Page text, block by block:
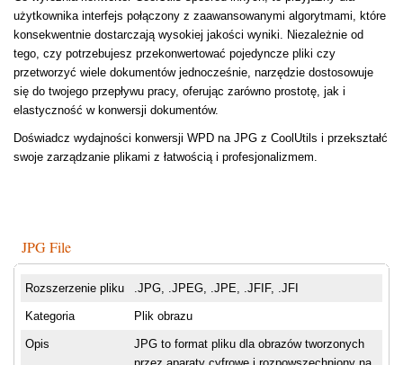
użytkownika interfejs połączony z zaawansowanymi algorytmami, które
konsekwentnie dostarczają wysokiej jakości wyniki. Niezależnie od
tego, czy potrzebujesz przekonwertować pojedyncze pliki czy
przetworzyć wiele dokumentów jednocześnie, narzędzie dostosowuje
się do twojego przepływu pracy, oferując zarówno prostotę, jak i
elastyczność w konwersji dokumentów.
Doświadcz wydajności konwersji WPD na JPG z CoolUtils i przekształć
swoje zarządzanie plikami z łatwością i profesjonalizmem.
JPG File
Rozszerzenie pliku .JPG, .JPEG, .JPE, .JFIF, .JFI
Kategoria Plik obrazu
Opis
JPG to format pliku dla obrazów tworzonych